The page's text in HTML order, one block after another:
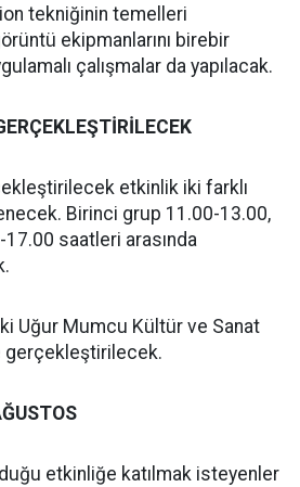
tekniğinin temelleri
ekipmanlarını birebir
çalışmalar da yapılacak.
etkinlik iki farklı
Birinci grup 11.00-13.00,
saatleri arasında
Uğur Mumcu Kültür ve Sanat
gerçekleştirilecek.
etkinliğe katılmak isteyenler